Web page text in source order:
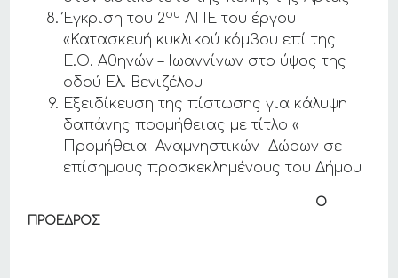
Έγκριση του 2ου ΑΠΕ του έργου
«Κατασκευή κυκλικού κόμβου επί της
Ε.Ο. Αθηνών – Ιωαννίνων στο ύψος της
οδού Ελ. Βενιζέλου
Εξειδίκευση της πίστωσης για κάλυψη
δαπάνης προμήθειας με τίτλο «
Προμήθεια Αναμνηστικών Δώρων σε
επίσημους προσκεκλημένους του Δήμου
Ο
ΠΡΟΕΔΡΟΣ